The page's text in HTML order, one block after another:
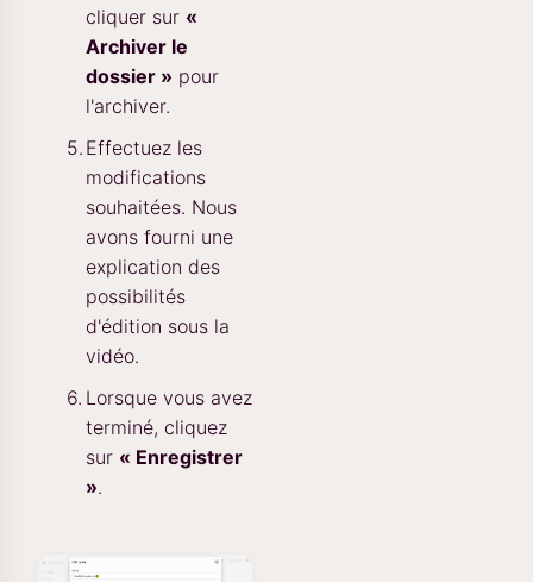
cliquer sur «
Archiver le
dossier » pour
l'archiver.
Effectuez les
modifications
souhaitées. Nous
avons fourni une
explication des
possibilités
d'édition sous la
vidéo.
Lorsque vous avez
terminé, cliquez
sur « Enregistrer
».